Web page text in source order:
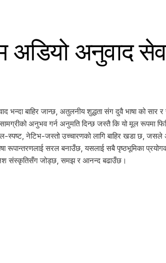
अडियो अनुवाद
बाहिर जान्छ, अतुलनीय शुद्धता संग दुवै भाषा को सार र
अनुभव गर्न अनुमति दिन्छ जस्तै कि यो मूल रूपमा
स्पष्ट, नेटिभ-जस्तो उच्चारणको लागि बाहिर खडा छ, जसले
रूपान्तरणलाई सरल बनाउँछ, यसलाई सबै पृष्ठभूमिका
संस्कृतिसँग जोड्छ, समझ र आनन्द बढाउँछ।